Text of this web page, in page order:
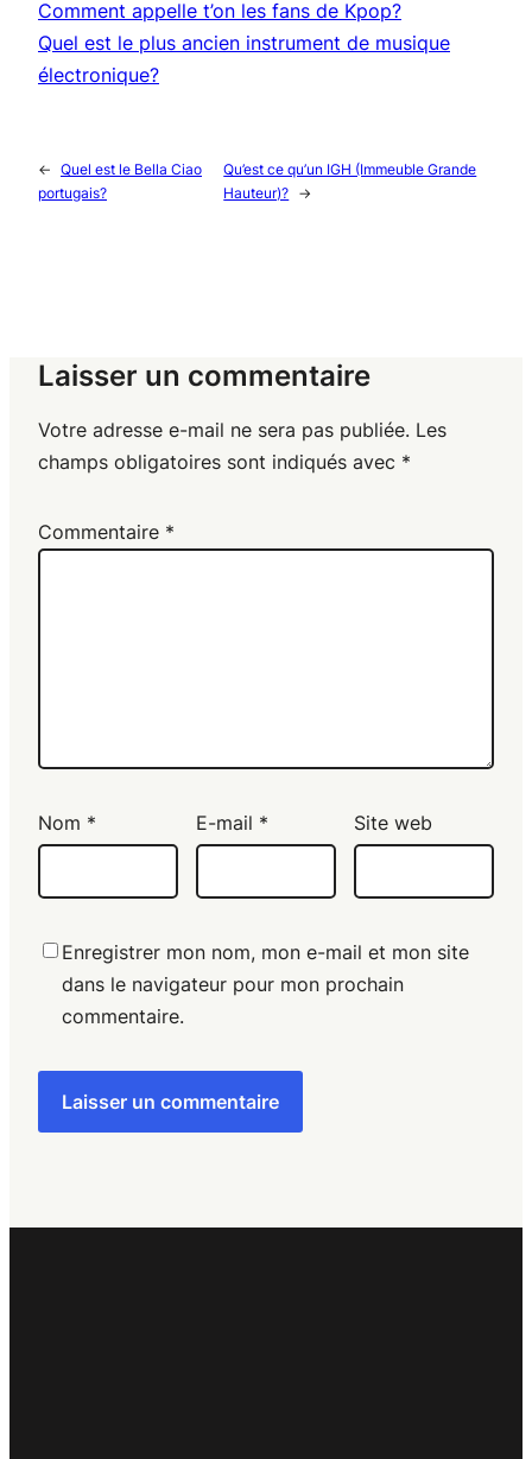
Comment appelle t’on les fans de Kpop?
Quel est le plus ancien instrument de musique
électronique?
← Quel est le Bella Ciao
portugais?
Qu’est ce qu’un IGH (Immeuble Grande
Hauteur)? →
Laisser un commentaire
Votre adresse e-mail ne sera pas publiée. Les
champs obligatoires sont indiqués avec *
Commentaire *
Nom * E-mail * Site web
Enregistrer mon nom, mon e-mail et mon site
dans le navigateur pour mon prochain
commentaire.